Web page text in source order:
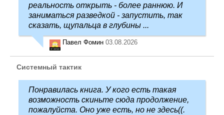
реальность открыть - более раннюю. И
заниматься разведкой - запустить, так
сказать, щупальца в глубины ...
Павел Фомин 03.08.2026
Системный тактик
Понравилась книга. У кого есть такая
возможность скиньте сюда продолжение,
пожалуйста. Оно уже есть, но не здесь((.